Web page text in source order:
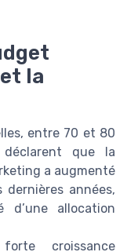
la
entre 70 et 80
que la
a augmenté
années,
allocation
croissance